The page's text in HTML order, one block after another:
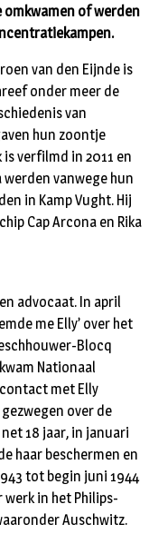
of werden
van den Eijnde is
onder meer de
van
hun zoontje
is verfilmd in 2011 en
werden vanwege hun
in Kamp Vught. Hij
Cap Arcona en Rika
advocaat. In april
me Elly’ over het
Blocq
Nationaal
met Elly
over de
18 jaar, in januari
haar beschermen en
tot begin juni 1944
werk in het Philips-
Auschwitz.